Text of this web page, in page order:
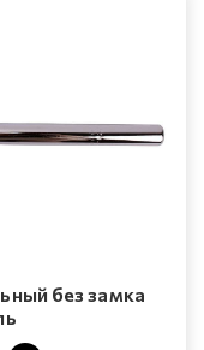
без замка